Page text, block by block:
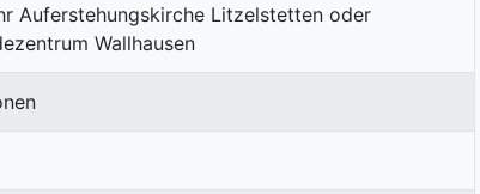
Auferstehungskirche Litzelstetten oder
Wallhausen